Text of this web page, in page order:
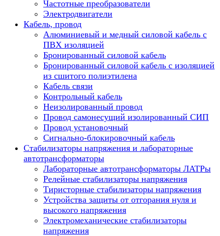
Частотные преобразователи
Электродвигатели
Кабель, провод
Алюминиевый и медный силовой кабель с
ПВХ изоляцией
Бронированный силовой кабель
Бронированный силовой кабель с изоляцией
из сшитого полиэтилена
Кабель связи
Контрольный кабель
Неизолированный провод
Провод самонесущий изолированный СИП
Провод установочный
Сигнально-блокировочный кабель
Стабилизаторы напряжения и лабораторные
автотрансформаторы
Лабораторные автотрансформаторы ЛАТРы
Релейные стабилизаторы напряжения
Тиристорные стабилизаторы напряжения
Устройства защиты от отгорания нуля и
высокого напряжения
Электромеханические стабилизаторы
напряжения